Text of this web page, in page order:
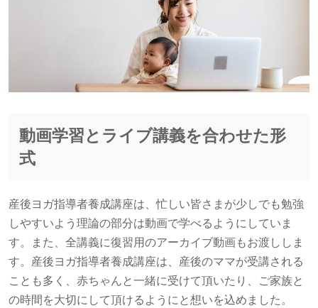
動画学習とライブ講義を合わせた形
式
産後ヨガ指導者養成講座は、忙しい皆さまが少しでも勉強
しやすいよう理論の部分は動画で学べるようにしていま
す。また、全講義に復習用のアーカイブ動画もお渡ししま
す。産後ヨガ指導者養成講座は、産後のママが受講される
ことも多く、赤ちゃんと一緒に受けて頂いたり、ご家族と
の時間を大切にして頂けるようにと想いを込めました。